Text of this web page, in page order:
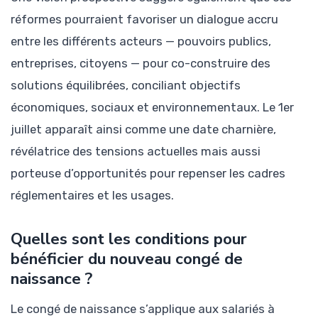
réformes pourraient favoriser un dialogue accru
entre les différents acteurs — pouvoirs publics,
entreprises, citoyens — pour co-construire des
solutions équilibrées, conciliant objectifs
économiques, sociaux et environnementaux. Le 1er
juillet apparaît ainsi comme une date charnière,
révélatrice des tensions actuelles mais aussi
porteuse d’opportunités pour repenser les cadres
réglementaires et les usages.
Quelles sont les conditions pour
bénéficier du nouveau congé de
naissance ?
Le congé de naissance s’applique aux salariés à